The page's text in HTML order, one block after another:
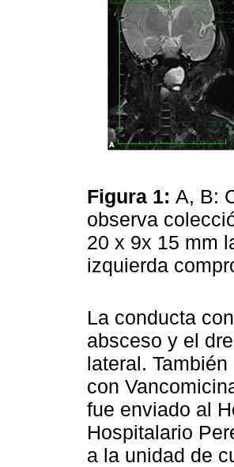
Figura 1: A, B:
observa
20 x 9x 15 mm
izquierda
La conducta
absceso y el
lateral.
con
fue enviado al
Hospitalario
a la unidad de